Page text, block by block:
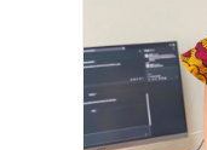
de
las
investigadoras
del